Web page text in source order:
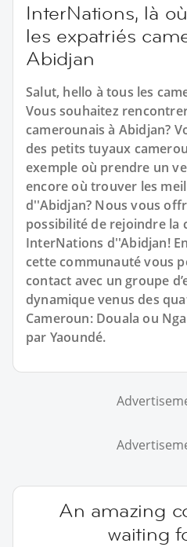
InterNations, là
les expatriés
Abidjan
Salut, hello à tous les
Vous souhaitez
camerounais à Abidjan?
des petits tuyaux
exemple où prendre un
encore où trouver les
d''Abidjan? Nous vous
possibilité de rejoindre la
InterNations d''Abidjan!
cette communauté vous
contact avec un groupe
dynamique venus des
Cameroun: Douala ou
par Yaoundé.
An amazing
waiting